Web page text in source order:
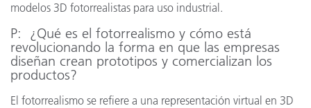
modelos 3D fotorrealistas para uso industrial.
P: ¿Qué es el fotorrealismo y cómo está
revolucionando la forma en que las empresas
diseñan crean prototipos y comercializan los
productos?
El fotorrealismo se refiere a una representación virtual en 3D